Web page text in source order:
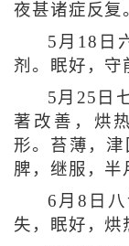
夜甚诸症反复
5月18日
剂。眠好，守
5月25日
著改善，烘
形。苔薄，
脾，继服，半
6月8日
失，眠好，烘